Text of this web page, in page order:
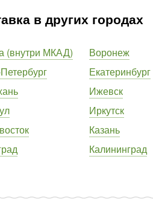
в других городах
(внутри МКАД)
Воронеж
Екатеринбург
Ижевск
Иркутск
Казань
Калининград